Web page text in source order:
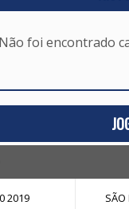
Não foi encontrado
2019 SÃO